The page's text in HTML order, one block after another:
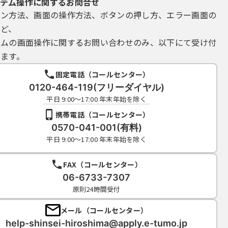
方法、画面の操作方法、ボタンの押し方、エラー画面の
、
の画面操作に関するお問い合わせのみ、以下にて受け付
す。
固定電話（コールセンター）
0120-464-119(フリーダイヤル)
平日 9:00～17:00 年末年始を除く
携帯電話（コールセンター）
0570-041-001(有料)
平日 9:00～17:00 年末年始を除く
FAX（コールセンター）
06-6733-7307
原則24時間受付
メール（コールセンター）
help-shinsei-hiroshima@apply.e-tumo.jp